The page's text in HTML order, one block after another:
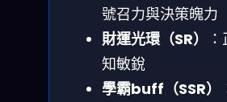
號召力與決策魄力
財運光環（SR）
知敏銳
學霸buff（SSR）